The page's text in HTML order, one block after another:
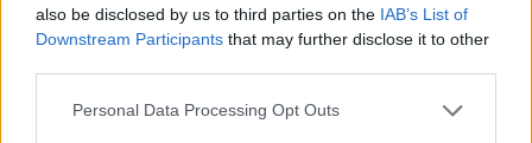
also be disclosed by us to third parties on the IAB’s List of
Downstream Participants that may further disclose it to other
Personal Data Processing Opt Outs